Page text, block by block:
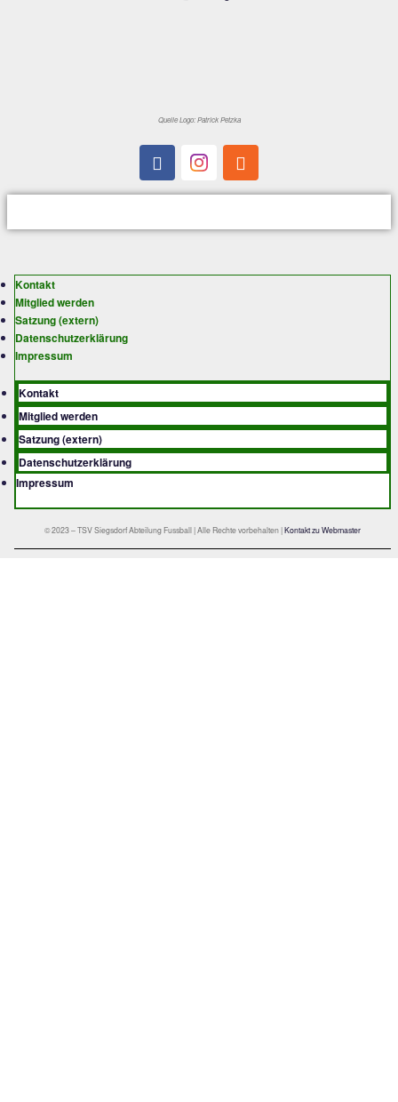
Pech. In der 69.Minute ergab sich dann die
Ausgleichschance, nachdem der
Reiter im Strafraum von den Beinen geholt
Gegenzug dann der nächste Nackenschlag
TSV, es gab erneut Elfmeter, Gästekapitän
Gruber schnappte sich die Kugel und
noch abgefälscht von König – zum 0:2 für
einer kleinen Vorentscheidung.
Die Mauerkirchner-Truppe gab aber nicht
in der 79.Minute dann doch zum 1:2-
durch Paul Glassl, er nach einer Grill-Flanke
hochstieg und ungehindert aus 7m